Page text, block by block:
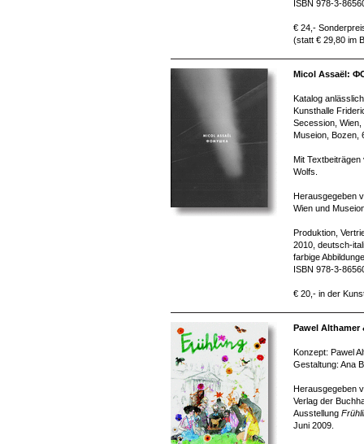
ISBN 978-3-
€ 24,-
(statt € 29,80 im
Micol Assaël:
Katalog
Kunsthalle
Secession,
Museion, Bozen,
Mit
Wolfs.
Herausgegeben
Wien und
Produktion,
2010, deutsch-
farbige
ISBN 978-3-
€ 20,- in der
Pawel
Konzept: Pawel
Gestaltung: Ana
Herausgegeben
Verlag der
Ausstellung
Juni 2009.